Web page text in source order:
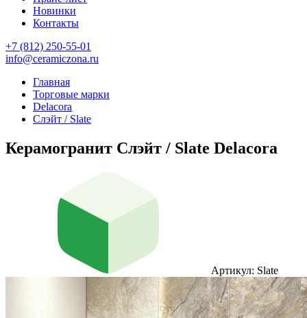
Новинки
Контакты
+7 (812) 250-55-01
info@ceramiczona.ru
Главная
Торговые марки
Delacora
Слэйт / Slate
Керамогранит Слэйт / Slate Delacora
Артикул: Slate